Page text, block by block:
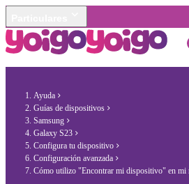
Ayuda
Guías de dispositivos
Samsung
Galaxy S23
Configura tu dispositivo
Configuración avanzada
Cómo utilizo "Encontrar mi dispositivo" en mi